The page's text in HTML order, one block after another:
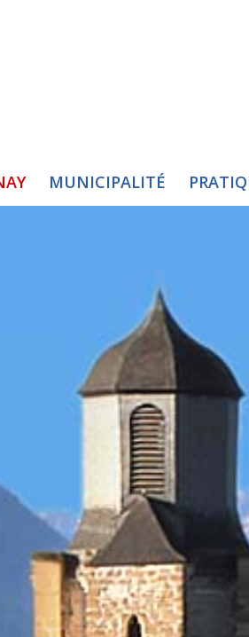
MUNICIPALITÉ